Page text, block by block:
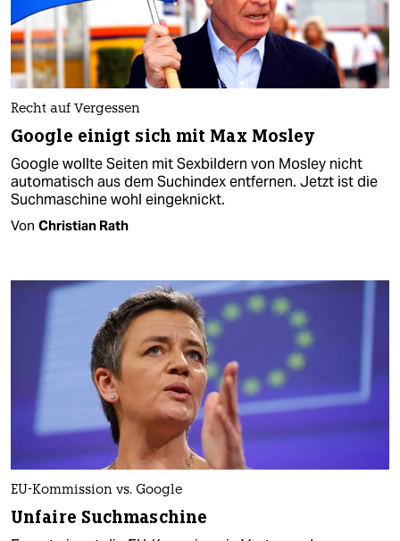
Recht auf Vergessen
Google einigt sich mit Max Mosley
Google wollte Seiten mit Sexbildern von Mosley nicht
automatisch aus dem Suchindex entfernen. Jetzt ist die
Suchmaschine wohl eingeknickt.
Von Christian Rath
EU-Kommission vs. Google
Unfaire Suchmaschine